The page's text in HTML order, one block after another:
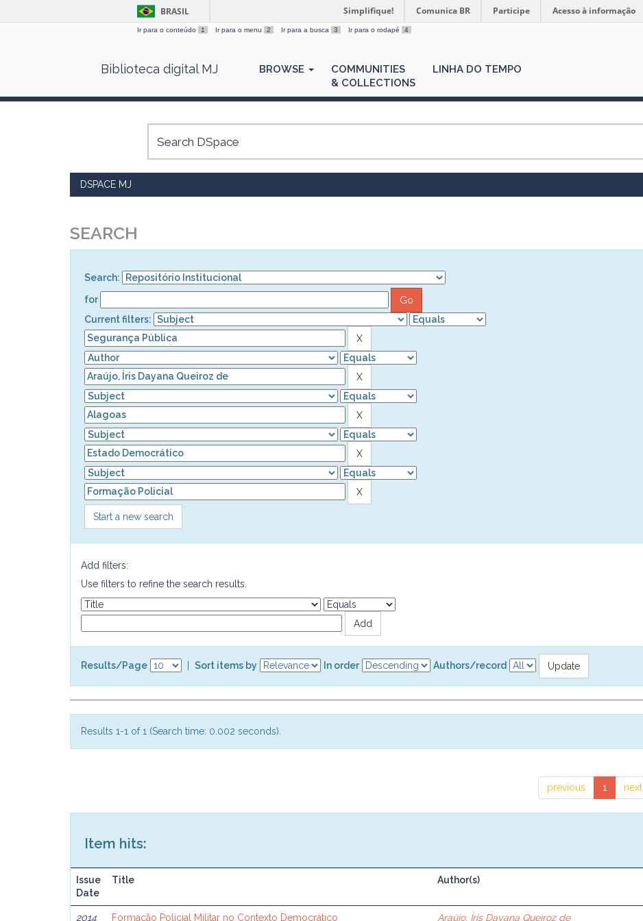
BRASIL Simplifique! Comunica BR Participe Acesso à informação
Ir para o conteúdo 1 Ir para o menu 2 Ir para a busca 3 Ir para o rodapé 4
Biblioteca digital MJ BROWSE
COMMUNITIES
& COLLECTIONS
LINHA DO TEMPO
DSPACE MJ
SEARCH
Search:
for
Current filters:
Start a new search
Add filters:
Use filters to refine the search results.
Results/Page Sort items by In order Authors/record
Results 1-1 of 1 (Search time: 0.002 seconds).
previous 1 next
Item hits:
Issue
Date
Title Author(s)
2014 Formação Policial Militar no Contexto Democrático Araújo, Íris Dayana Queiroz de